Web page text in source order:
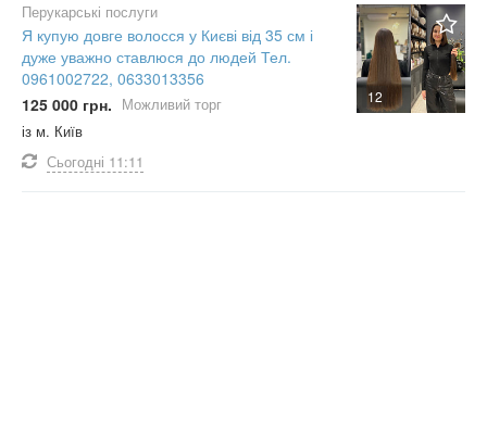
12
Перукарські послуги
Я купую довге волосся у Києві від 35 см і
дуже уважно ставлюся до людей Тел.
0961002722, 0633013356
125 000 грн. Можливий торг
із м. Київ
Сьогодні 11:11